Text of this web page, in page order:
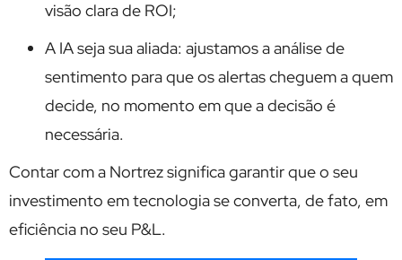
visão clara de ROI;
A IA seja sua aliada: ajustamos a análise de
sentimento para que os alertas cheguem a quem
decide, no momento em que a decisão é
necessária.
Contar com a Nortrez significa garantir que o seu
investimento em tecnologia se converta, de fato, em
eficiência no seu P&L.